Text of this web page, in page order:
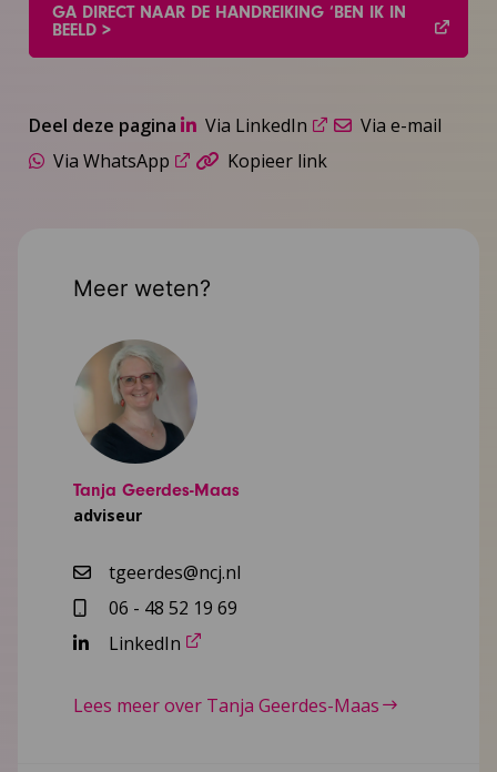
GA DIRECT NAAR DE HANDREIKING ‘BEN IK IN
BEELD >
Deel deze pagina Via LinkedIn
Via e-mail
Via WhatsApp
Kopieer link
Meer weten?
Tanja Geerdes-Maas
adviseur
tgeerdes@ncj.nl
06 - 48 52 19 69
LinkedIn
Lees meer over Tanja Geerdes-Maas